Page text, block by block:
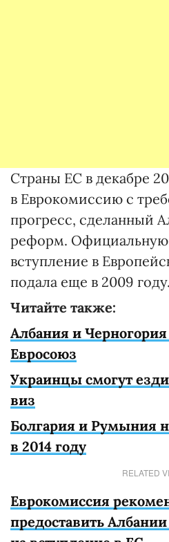
Страны ЕС в декабре
в Еврокомиссию с
прогресс, сделанный
реформ. Официальную
вступление в
подала еще в 2009
Читайте также:
Албания и
Евросоюз
Украинцы смогут
виз
Болгария и Румыния
в 2014 году
RELATED
Еврокомиссия
предоставить Албании